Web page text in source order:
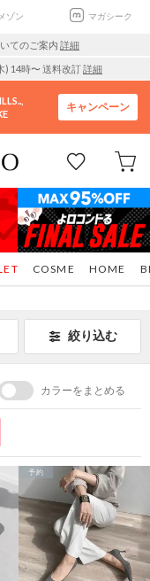
メゾン マガシーク
てのご案内 詳細
) 14時〜 送料改訂詳細
キャンペーン
COSME HOME
絞り込む
カラーをまとめる
予約